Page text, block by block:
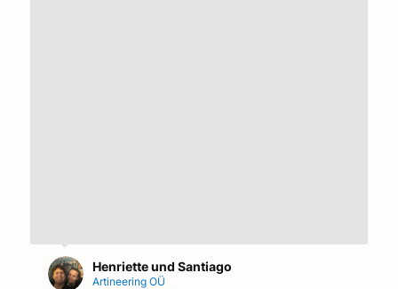
Henriette und Santiago
Artineering OÜ